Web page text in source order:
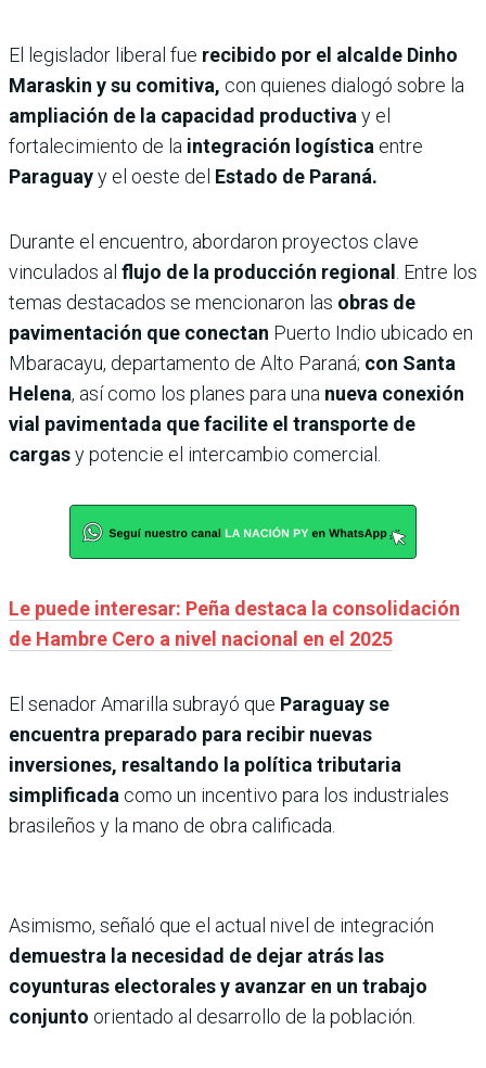
El legislador liberal fue recibido por el alcalde Dinho
Maraskin y su comitiva, con quienes dialogó sobre la
ampliación de la capacidad productiva y el
fortalecimiento de la integración logística entre
Paraguayy el oeste del Estado de Paraná.
Durante el encuentro, abordaron proyectos clave
vinculados al flujo de la producción regional . Entre los
temas destacados se mencionaron las obras de
pavimentación que conectan Puerto Indio ubicado en
Mbaracayu, departamento de Alto Paraná; con Santa
Helena, así como los planes para una nueva conexión
vial pavimentada que facilite el transporte de
cargasy potencie el intercambio comercial.
Le puede interesar: Peña destaca la consolidación
de Hambre Cero a nivel nacional en el 2025
El senador Amarilla subrayó que Paraguay se
encuentra preparado para recibir nuevas
inversiones, resaltando la política tributaria
simplificada como un incentivo para los industriales
brasileños y la mano de obra calificada.
Asimismo, señaló que el actual nivel de integración
demuestra la necesidad de dejar atrás las
coyunturas electorales y avanzar en un trabajo
conjunto orientado al desarrollo de la población.